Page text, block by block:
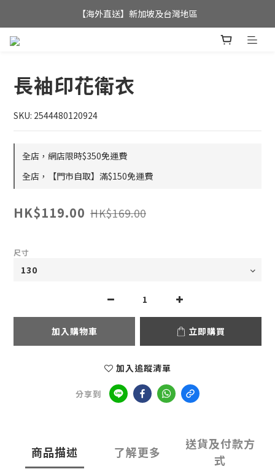
全店滿$350，即可享港澳地區免運費;
【海外直送】新加坡及台灣地區
長袖印花衛衣
SKU: 2544480120924
全店，網店限時$350免運費
全店，【門市自取】滿$150免運費
HK$119.00 HK$169.00
尺寸
加入購物車 立即購買
加入追蹤清單
分享到
商品描述 了解更多
送貨及付款方
式